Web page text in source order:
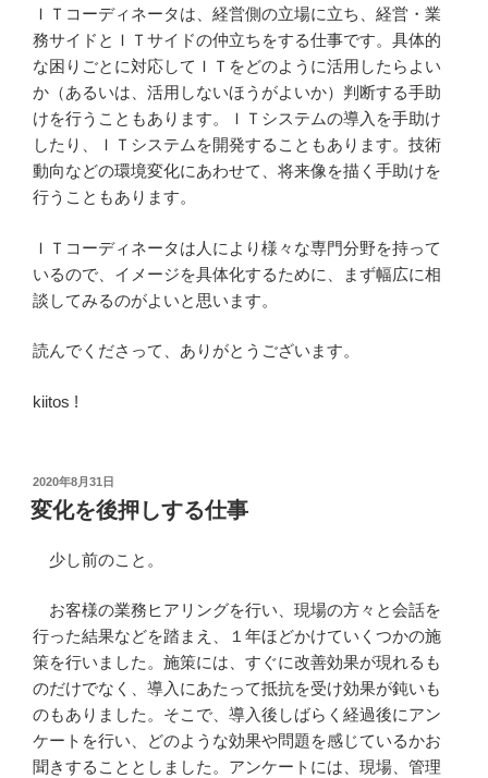
ＩＴコーディネータは、経営側の立場に立ち、経営・業
務サイドとＩＴサイドの仲立ちをする仕事です。具体的
な困りごとに対応してＩＴをどのように活用したらよい
か（あるいは、活用しないほうがよいか）判断する手助
けを行うこともあります。ＩＴシステムの導入を手助け
したり、ＩＴシステムを開発することもあります。技術
動向などの環境変化にあわせて、将来像を描く手助けを
行うこともあります。
ＩＴコーディネータは人により様々な専門分野を持って
いるので、イメージを具体化するために、まず幅広に相
談してみるのがよいと思います。
読んでくださって、ありがとうございます。
kiitos !
投
稿
日:
2020年8月31日
変化を後押しする仕事
少し前のこと。
お客様の業務ヒアリングを行い、現場の方々と会話を
行った結果などを踏まえ、１年ほどかけていくつかの施
策を行いました。施策には、すぐに改善効果が現れるも
のだけでなく、導入にあたって抵抗を受け効果が鈍いも
のもありました。そこで、導入後しばらく経過後にアン
ケートを行い、どのような効果や問題を感じているかお
聞きすることとしました。アンケートには、現場、管理